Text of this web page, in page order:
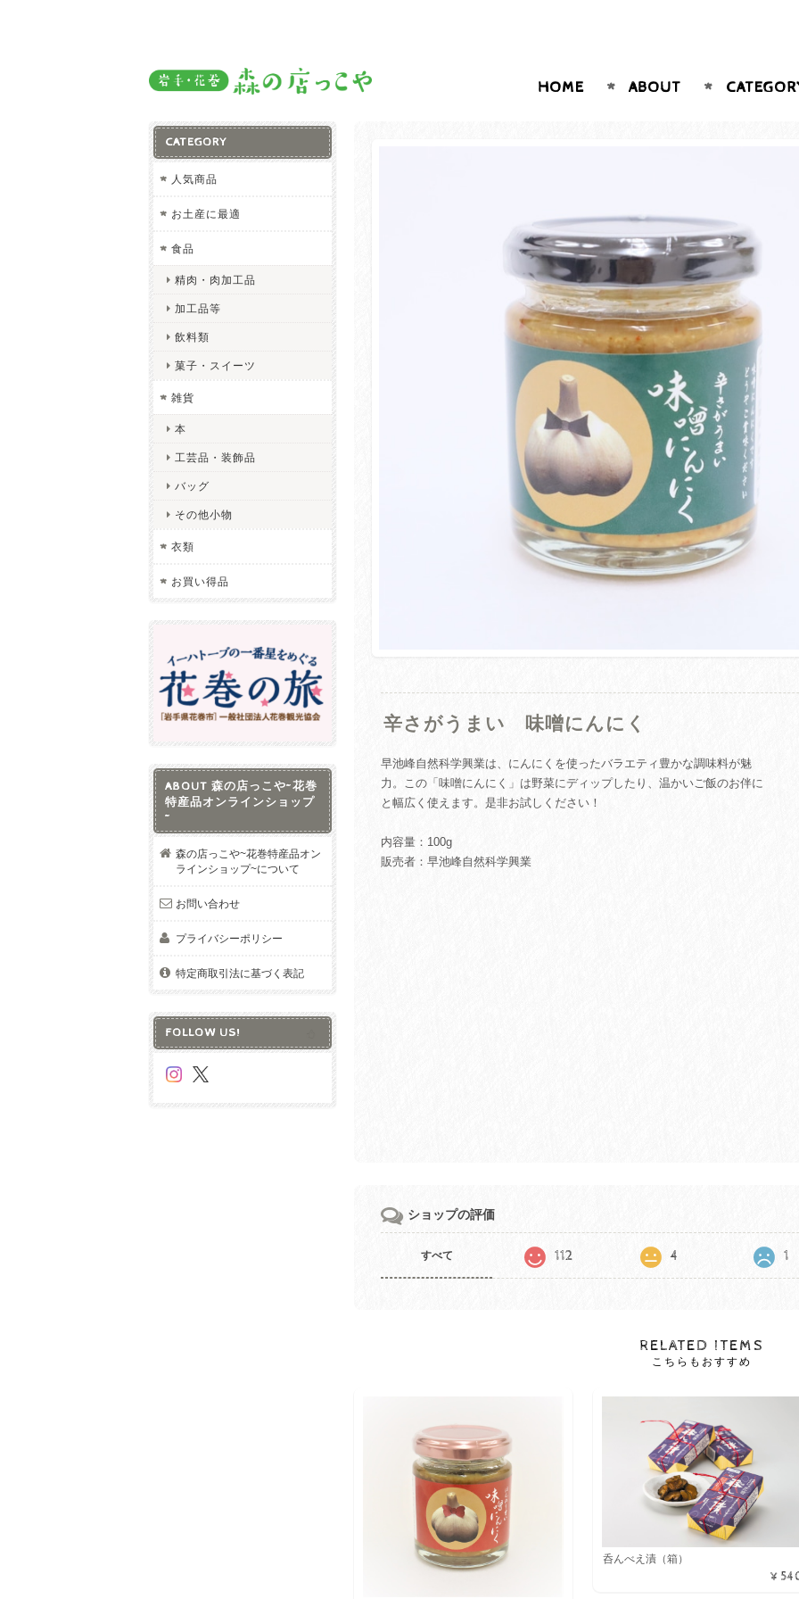
HOME ABOUT
辛さがうまい 味噌にんにく
早池峰自然科学興業は、にんにくを使ったバラエティ豊かな調味料が魅
力。この「味噌にんにく」は野菜にディップしたり、温かいご飯のお伴に
と幅広く使えます。是非お試しください！
内容量：100g
販売者：早池峰自然科学興業
ショップの評価
すべて 112 4 1
RELATED ITEMS
こちらもおすすめ
呑んべえ漬（箱）
CATEGORY
人気商品
お土産に最適
食品
精肉・肉加工品
加工品等
飲料類
菓子・スイーツ
雑貨
本
工芸品・装飾品
バッグ
その他小物
衣類
お買い得品
ABOUT 森の店っこや~花巻
特産品オンラインショップ
~
森の店っこや~花巻特産品オン
ラインショップ~について
お問い合わせ
プライバシーポリシー
特定商取引法に基づく表記
FOLLOW US!